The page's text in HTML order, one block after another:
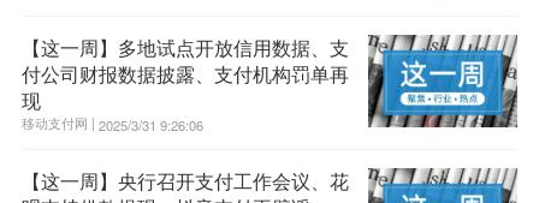
【这一周】多地试点开放信用数据、支
付公司财报数据披露、支付机构罚单再
现
移动支付网 | 2025/3/31 9:26:06
【这一周】央行召开支付工作会议、花